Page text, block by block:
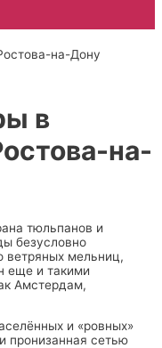
на-Дону
в
на-
тюльпанов и
безусловно
ветряных мельниц,
еще и такими
Амстердам,
и «ровных»
пронизанная сетью